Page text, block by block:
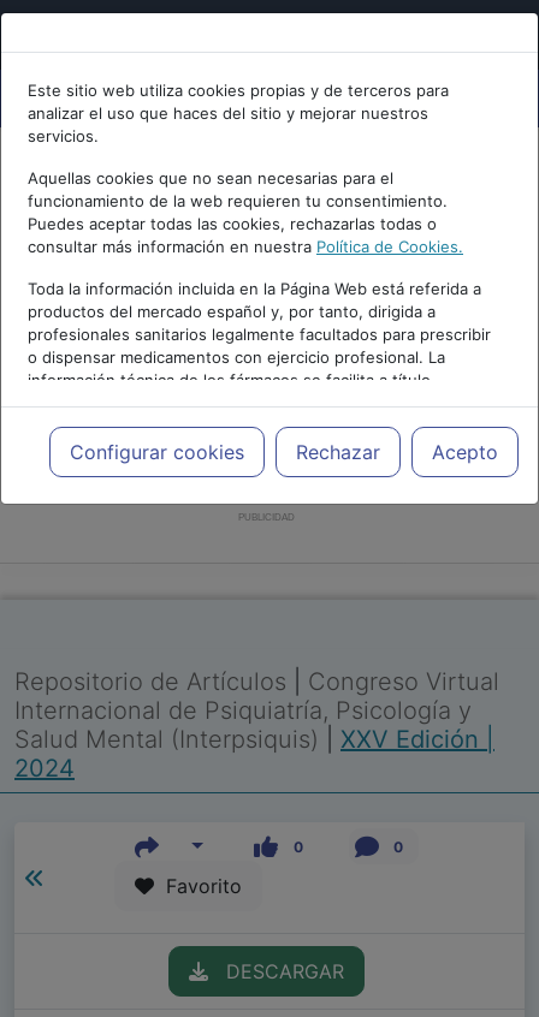
Este sitio web utiliza cookies propias y de terceros para
analizar el uso que haces del sitio y mejorar nuestros
servicios.
Aquellas cookies que no sean necesarias para el
funcionamiento de la web requieren tu consentimiento.
Puedes aceptar todas las cookies, rechazarlas todas o
consultar más información en nuestra Política de Cookies.
Toda la información incluida en la Página Web está referida a
productos del mercado español y, por tanto, dirigida a
profesionales sanitarios legalmente facultados para prescribir
o dispensar medicamentos con ejercicio profesional. La
información técnica de los fármacos se facilita a título
meramente informativo, siendo responsabilidad de los
profesionales facultados prescribir medicamentos y decidir, en
cada caso concreto, el tratamiento más adecuado a las
necesidades del paciente.
Configurar cookies Rechazar Acepto
PUBLICIDAD
Repositorio de Artículos
Congreso Virtual
Internacional de Psiquiatría, Psicología y
Salud Mental (Interpsiquis)
XXV Edición |
2024
0 0
Favorito
DESCARGAR